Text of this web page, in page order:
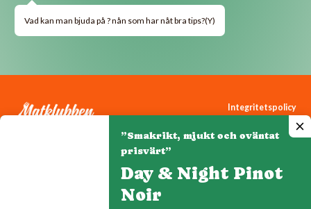
Vad kan man bjuda på ? nån som har nåt bra tips?(Y)
Integritetspolicy
Cookiepolicy
Denna webbplats drivs av Vinklubben i Norden AB
”Smakrikt, mjukt och oväntat
prisvärt”
Day & Night Pinot
Noir